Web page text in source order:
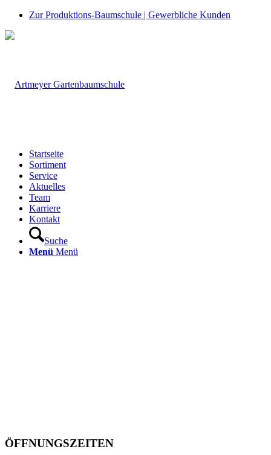
Zur Produktions-Baumschule | Gewerbliche Kunden
Startseite
Sortiment
Service
Aktuelles
Team
Karriere
Kontakt
Suche
Menü Menü
ÖFFNUNGSZEITEN